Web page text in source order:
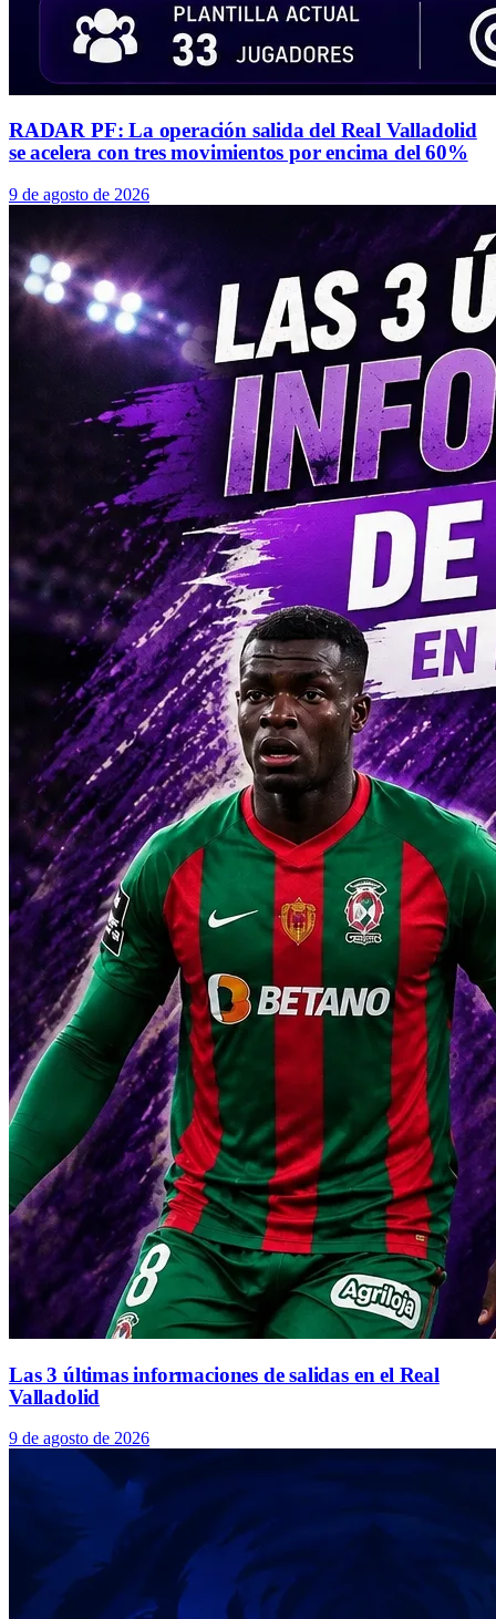
RADAR PF: La operación salida del Real Valladolid
se acelera con tres movimientos por encima del 60%
9 de agosto de 2026
Las 3 últimas informaciones de salidas en el Real
Valladolid
9 de agosto de 2026